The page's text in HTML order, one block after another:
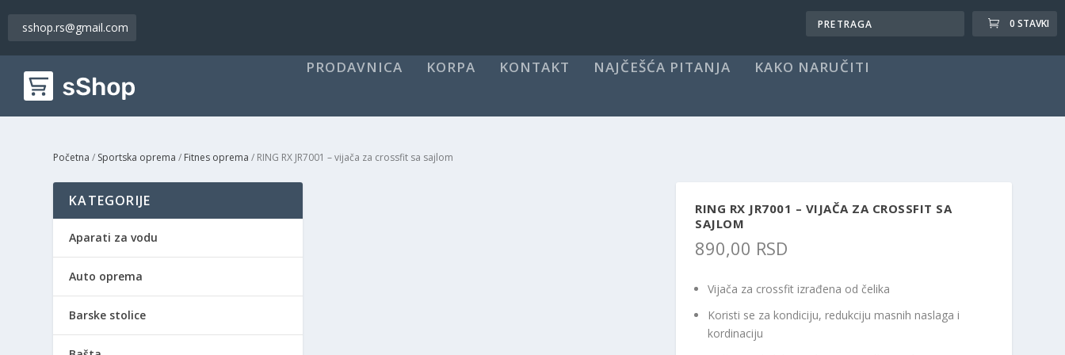
sshop.rs@gmail.com 0 STAVKI
PRODAVNICA KORPA KONTAKT NAJČEŠĆA PITANJA KAKO NARUČITI
Početna / Sportska oprema / Fitnes oprema / RING RX JR7001 – vijača za crossfit sa sajlom
RING RX JR7001 – VIJAČA ZA CROSSFIT SA
SAJLOM
890,00 RSD
Vijača za crossfit izrađena od čelika
Koristi se za kondiciju, redukciju masnih naslaga i
kordinaciju
KATEGORIJE
Aparati za vodu
Auto oprema
Barske stolice